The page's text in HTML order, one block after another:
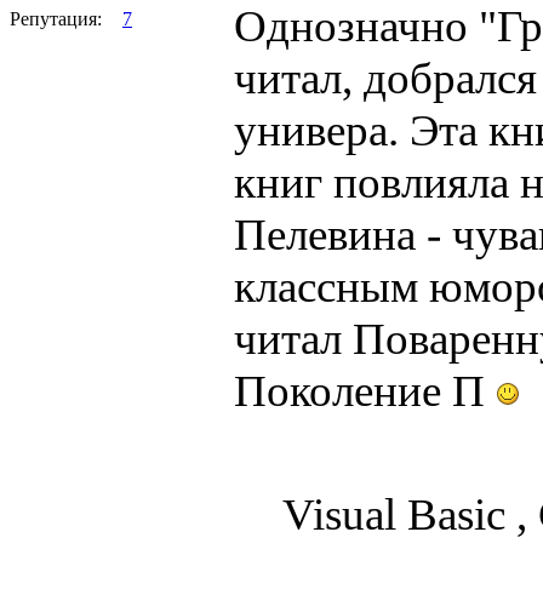
Репутация: 7
Однозначно
читал,
универа. Эта
книг повлияла
Пелевина -
классным
читал
Поколение П
Visual Basic ,